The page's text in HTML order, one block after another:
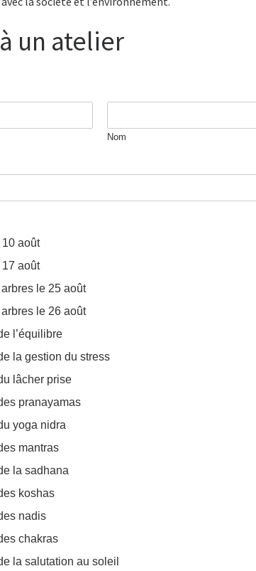
un atelier
Nom
août
août
le 25 août
le 26 août
l’équilibre
la gestion du stress
lâcher prise
pranayamas
yoga nidra
mantras
la sadhana
koshas
nadis
chakras
la salutation au soleil